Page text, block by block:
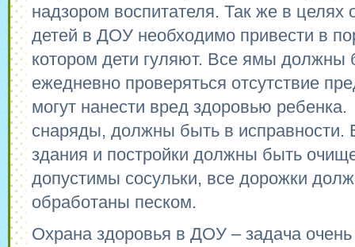
надзором воспитателя. Так же в целях
детей в ДОУ необходимо привести в
котором дети гуляют. Все ямы должны
ежедневно проверяться отсутствие
могут нанести вред здоровью
снаряды, должны быть в исправности.
здания и постройки должны быть
допустимы сосульки, все дорожки
обработаны песком.
Охрана здоровья в ДОУ – задача